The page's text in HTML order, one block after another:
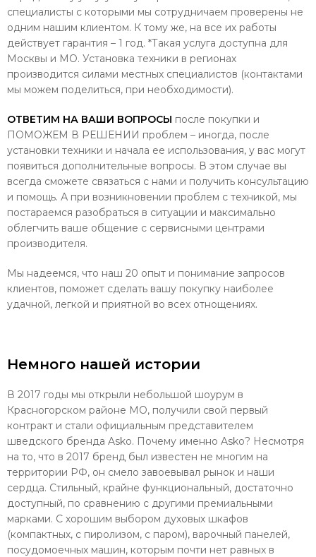
специалисты с которыми мы сотрудничаем проверены не
одним нашим клиентом. К тому же, на все их работы
действует гарантия – 1 год. *Такая услуга доступна для
Москвы и МО. Установка техники в регионах
производится силами местных специалистов (контактами
мы можем поделиться, при необходимости).
ОТВЕТИМ НА ВАШИ ВОПРОСЫ после покупки и
ПОМОЖЕМ В РЕШЕНИИ проблем – иногда, после
установки техники и начала ее использования, у вас могут
появиться дополнительные вопросы. В этом случае вы
всегда сможете связаться с нами и получить консультацию
и помощь. А при возникновении проблем с техникой, мы
постараемся разобраться в ситуации и максимально
облегчить ваше общение с сервисными центрами
производителя.
Мы надеемся, что наш 20 опыт и понимание запросов
клиентов, поможет сделать вашу покупку наиболее
удачной, легкой и приятной во всех отнощениях.
Немного нашей истории
В 2017 годы мы открыли небольшой шоурум в
Красногорском районе МО, получили свой первый
контракт и стали официальным представителем
шведского бренда Asko. Почему именно Asko? Несмотря
на то, что в 2017 бренд был известен не многим на
территории РФ, он смело завоевывал рынок и наши
сердца. Стильный, крайне функциональный, достаточно
доступный, по сравнению с другими премиальными
марками. С хорошим выбором духовых шкафов
(компактных, с пиролизом, с паром), варочный панелей,
посудомоечных машин, которым почти нет равных в